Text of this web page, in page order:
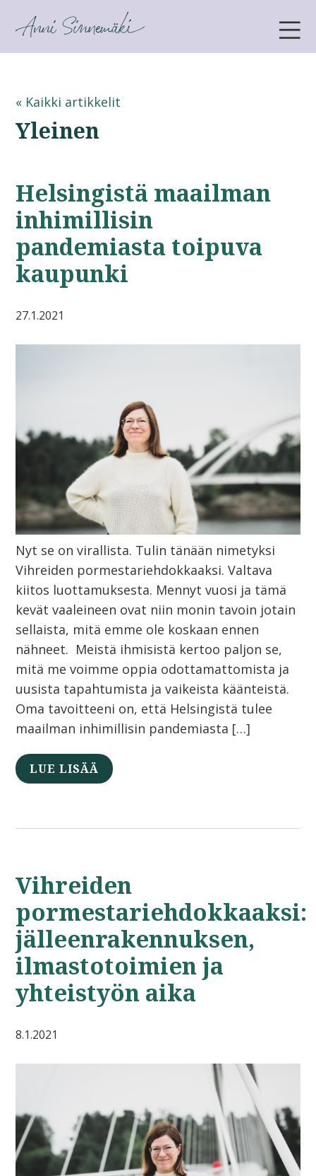
ANNI SINNEMÄKI
« Kaikki artikkelit
Yleinen
Helsingistä maailman
inhimillisin
pandemiasta toipuva
kaupunki
27.1.2021
Nyt se on virallista. Tulin tänään nimetyksi
Vihreiden pormestariehdokkaaksi. Valtava
kiitos luottamuksesta. Mennyt vuosi ja tämä
kevät vaaleineen ovat niin monin tavoin jotain
sellaista, mitä emme ole koskaan ennen
nähneet. Meistä ihmisistä kertoo paljon se,
mitä me voimme oppia odottamattomista ja
uusista tapahtumista ja vaikeista käänteistä.
Oma tavoitteeni on, että Helsingistä tulee
maailman inhimillisin pandemiasta […]
LUE LISÄÄ
Vihreiden
pormestariehdokkaaksi:
jälleenrakennuksen,
ilmastotoimien ja
yhteistyön aika
8.1.2021